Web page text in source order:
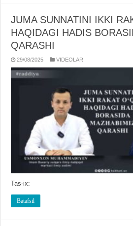
JUMA SUNNATINI IKKI
HAQIDAGI HADIS
QARASHI
29/08/2025 VIDЕOLAR
Tas-ix:
Batafsil